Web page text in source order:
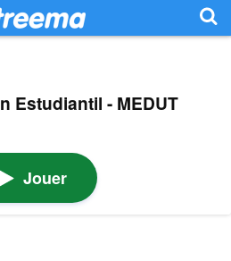
Estudiantil - MEDUT
Jouer